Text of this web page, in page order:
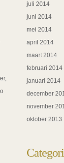
juli 2014
juni 2014
mei 2014
april 2014
maart 2014
februari 2014
januari 2014
december
november
oktober 2013